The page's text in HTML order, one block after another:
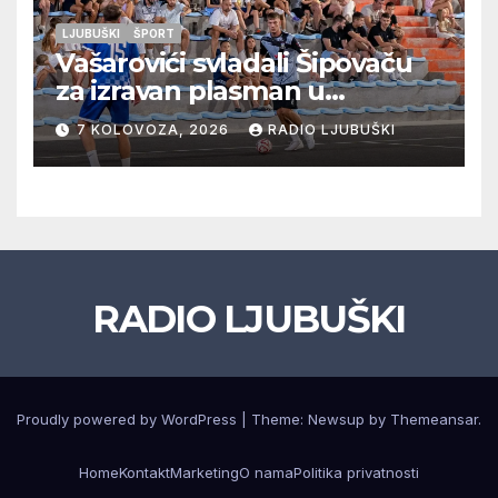
LJUBUŠKI ŠPORT
Vašarovići svladali Šipovaču
za izravan plasman u
četvrtfinale, Grab izborio
prolazak dalje, Klobuk ispao,
večeras počinje četvrtfinale
7 KOLOVOZA, 2026 RADIO LJUBUŠKI
RADIO LJUBUŠKI
Proudly powered by WordPress Theme: Newsup by Themeansar.
HomeKontaktMarketingO namaPolitika privatnosti